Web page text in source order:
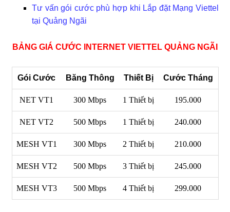
Tư vấn gói cước phù hợp khi Lắp đặt Mạng Viettel
tại Quảng Ngãi
BẢNG GIÁ CƯỚC INTERNET VIETTEL QUẢNG NGÃI
Gói Cước Băng Thông Thiết Bị Cước Tháng
NET VT1 300 Mbps 1 Thiết bị 195.000
NET VT2 500 Mbps 1 Thiết bị 240.000
MESH VT1 300 Mbps 2 Thiết bị 210.000
MESH VT2 500 Mbps 3 Thiết bị 245.000
MESH VT3 500 Mbps 4 Thiết bị 299.000